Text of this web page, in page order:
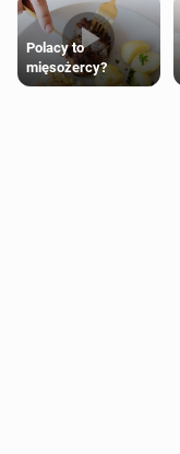
Polacy to
mięsożercy?